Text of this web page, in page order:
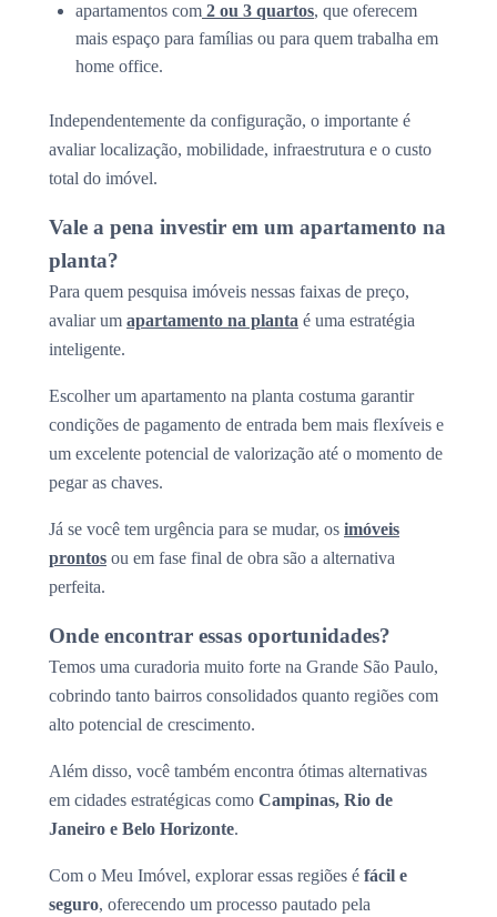
apartamentos com 2 ou 3 quartos, que oferecem
mais espaço para famílias ou para quem trabalha em
home office.
Independentemente da configuração, o importante é
avaliar localização, mobilidade, infraestrutura e o custo
total do imóvel.
Vale a pena investir em um apartamento na
planta?
Para quem pesquisa imóveis nessas faixas de preço,
avaliar um apartamento na planta é uma estratégia
inteligente.
Escolher um apartamento na planta costuma garantir
condições de pagamento de entrada bem mais flexíveis e
um excelente potencial de valorização até o momento de
pegar as chaves.
Já se você tem urgência para se mudar, os imóveis
prontos ou em fase final de obra são a alternativa
perfeita.
Onde encontrar essas oportunidades?
Temos uma curadoria muito forte na Grande São Paulo,
cobrindo tanto bairros consolidados quanto regiões com
alto potencial de crescimento.
Além disso, você também encontra ótimas alternativas
em cidades estratégicas como Campinas, Rio de
Janeiro e Belo Horizonte.
Com o Meu Imóvel, explorar essas regiões é fácil e
seguro, oferecendo um processo pautado pela